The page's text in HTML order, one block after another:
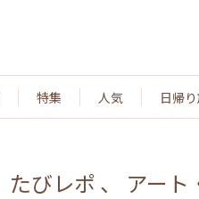
特集 人気 日帰
たびレポ 、 アート